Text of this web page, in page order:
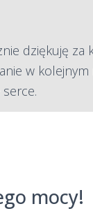
dziękuję za
w kolejnym
mocy!